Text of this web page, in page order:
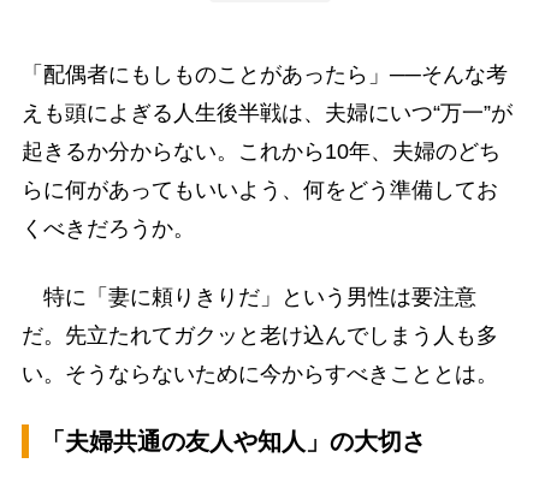
「配偶者にもしものことがあったら」──そんな考
えも頭によぎる人生後半戦は、夫婦にいつ“万一”が
起きるか分からない。これから10年、夫婦のどち
らに何があってもいいよう、何をどう準備してお
くべきだろうか。
特に「妻に頼りきりだ」という男性は要注意
だ。先立たれてガクッと老け込んでしまう人も多
い。そうならないために今からすべきこととは。
「夫婦共通の友人や知人」の大切さ